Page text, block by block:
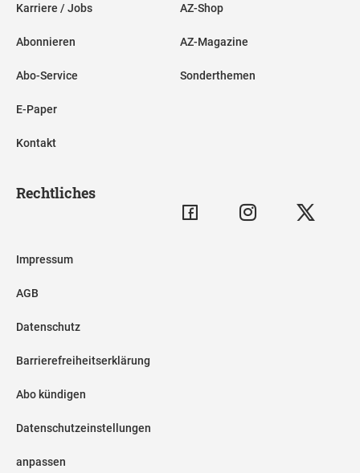
Karriere / Jobs
Abonnieren
Abo-Service
E-Paper
Kontakt
AZ-Shop
AZ-Magazine
Sonderthemen
Rechtliches
Impressum
AGB
Datenschutz
Barrierefreiheitserklärung
Abo kündigen
Datenschutzeinstellungen
anpassen